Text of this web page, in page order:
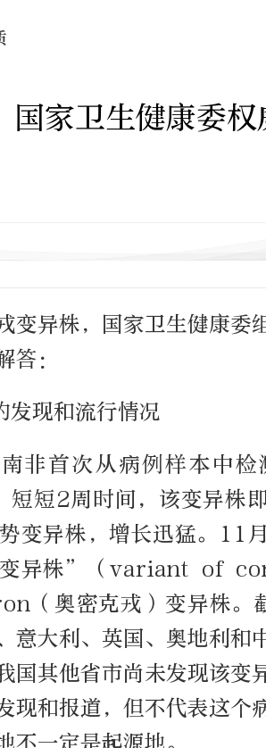
家卫生健康委权
变异株，国家卫生健康委
答：
现和流行情况
非首次从病例样本中检
短2周时间，该变异株
变异株，增长迅猛。11
变异株”（variant of
（奥密克戎）变异株。
意大利、英国、奥地利和
国其他省市尚未发现该变
现和报道，但不代表这个
不一定是起源地。